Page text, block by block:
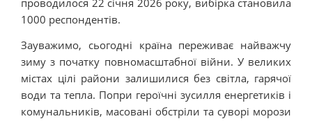
проводилося 22 січня 2026 року, вибірка становила
1000 респондентів.
Зауважимо, сьогодні країна переживає найважчу
зиму з початку повномасштабної війни. У великих
містах цілі райони залишилися без світла, гарячої
води та тепла. Попри героїчні зусилля енергетиків і
комунальників, масовані обстріли та суворі морози